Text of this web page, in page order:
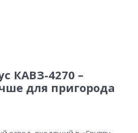
КАВЗ-4270 –
для пригорода